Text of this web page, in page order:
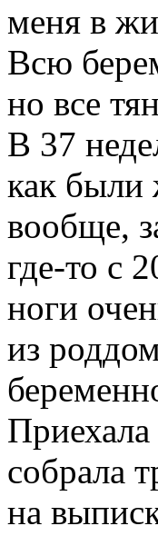
меня в
Всю
но все
В 37
как были
вообще,
где-то с
ноги
из
собрала
на